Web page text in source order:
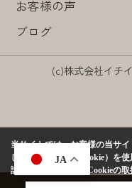
JA
お客様の声
ブログ
(c)株式会社イチ
当サイトでは、お客様の当サ
して、クッキー（Cookie）を使
詳しくは、当社の
「Cookieの